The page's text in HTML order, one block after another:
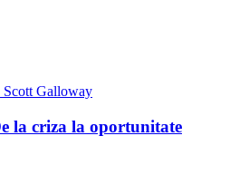
Scott Galloway
la criza la oportunitate